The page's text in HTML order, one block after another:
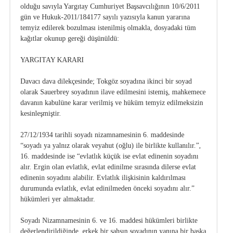
olduğu savıyla Yargıtay Cumhuriyet Başsavcılığının 10/6/2011
gün ve Hukuk-2011/184177 sayılı yazısıyla kanun yararına
temyiz edilerek bozulması istenilmiş olmakla, dosyadaki tüm
kağıtlar okunup gereği düşünüldü:
YARGITAY KARARI
Davacı dava dilekçesinde; Tokgöz soyadına ikinci bir soyad
olarak Sauerbrey soyadının ilave edilmesini istemiş, mahkemece
davanın kabulüne karar verilmiş ve hüküm temyiz edilmeksizin
kesinleşmiştir.
27/12/1934 tarihli soyadı nizamnamesinin 6. maddesinde
“soyadı ya yalnız olarak veyahut (oğlu) ile birlikte kullanılır.”,
16. maddesinde ise “evlatlık küçük ise evlat edinenin soyadını
alır. Ergin olan evlatlık, evlat edinilme sırasında dilerse evlat
edinenin soyadını alabilir. Evlatlık ilişkisinin kaldırılması
durumunda evlatlık, evlat edinilmeden önceki soyadını alır.”
hükümleri yer almaktadır.
Soyadı Nizamnamesinin 6. ve 16. maddesi hükümleri birlikte
değerlendirildiğinde, erkek bir şahsın soyadının yanına bir başka